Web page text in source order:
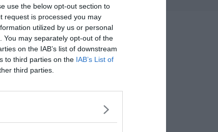
use the below opt-out section to
request is processed you may
utilized by us or personal
may separately opt-out of the
on the IAB’s list of downstream
to third parties on the IAB’s List of
third parties.